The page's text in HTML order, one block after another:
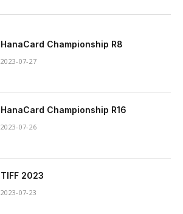
HanaCard Championship R8
2023-07-27
HanaCard Championship R16
2023-07-26
TIFF 2023
2023-07-23